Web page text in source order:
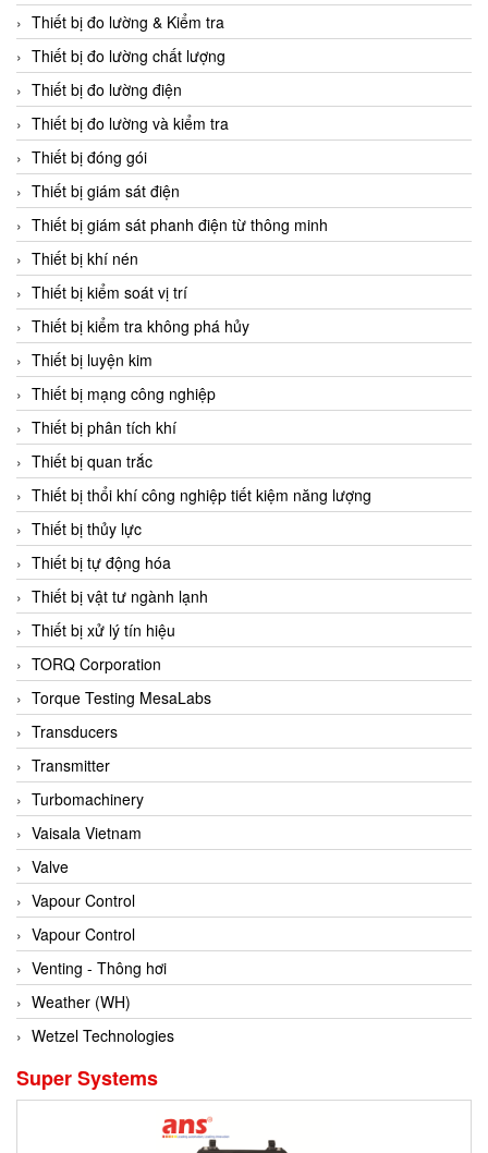
Checkline
Chino
Chiyoda Seiki
Chiyoda-Tsusho
Chongqing Huaneng
Chromalox
ChuanYi
CIC
Clage
Clake Fololo
Clark Cooper
CMC Ventilazione
Coax Valves Inc
Codel
Cofimco
Coltraco
Comat Releco
Comax
COMETECH VietNam
COMFILE Technology
Conch
Conductix/ WAMPFLER
Contrec
Contrinex
Control Solution Minesota
Copeland
Cortem
Cosa Xentaur
Cosil
Coulton
Crouzet
Crowcon
Crutec Dust Zero Vietnam
Thiết bị đo lường & Kiểm tra
Thiết bị đo lường chất lượng
Thiết bị đo lường điện
Thiết bị đo lường và kiểm tra
Thiết bị đóng gói
Thiết bị giám sát điện
Thiết bị giám sát phanh điện từ thông minh
Thiết bị khí nén
Thiết bị kiểm soát vị trí
Thiết bị kiểm tra không phá hủy
Thiết bị luyện kim
Thiết bị mạng công nghiệp
Thiết bị phân tích khí
Thiết bị quan trắc
Thiết bị thổi khí công nghiệp tiết kiệm năng lượng
Thiết bị thủy lực
Thiết bị tự động hóa
Thiết bị vật tư ngành lạnh
Thiết bị xử lý tín hiệu
TORQ Corporation
Torque Testing MesaLabs
Transducers
Transmitter
Turbomachinery
Vaisala Vietnam
Valve
Vapour Control
Vapour Control
Venting - Thông hơi
Weather (WH)
Wetzel Technologies
Super Systems